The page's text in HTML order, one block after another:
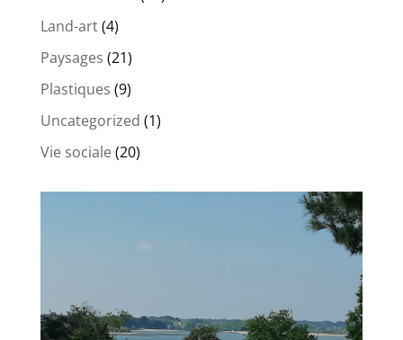
Land-art(4)
Paysages (21)
Plastiques (9)
Uncategorized (1)
Vie sociale(20)